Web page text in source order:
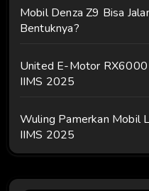
Mobil Denza Z9 Bisa
Bentuknya?
United E-Motor RX6000
IIMS 2025
Wuling Pamerkan Mobil
IIMS 2025